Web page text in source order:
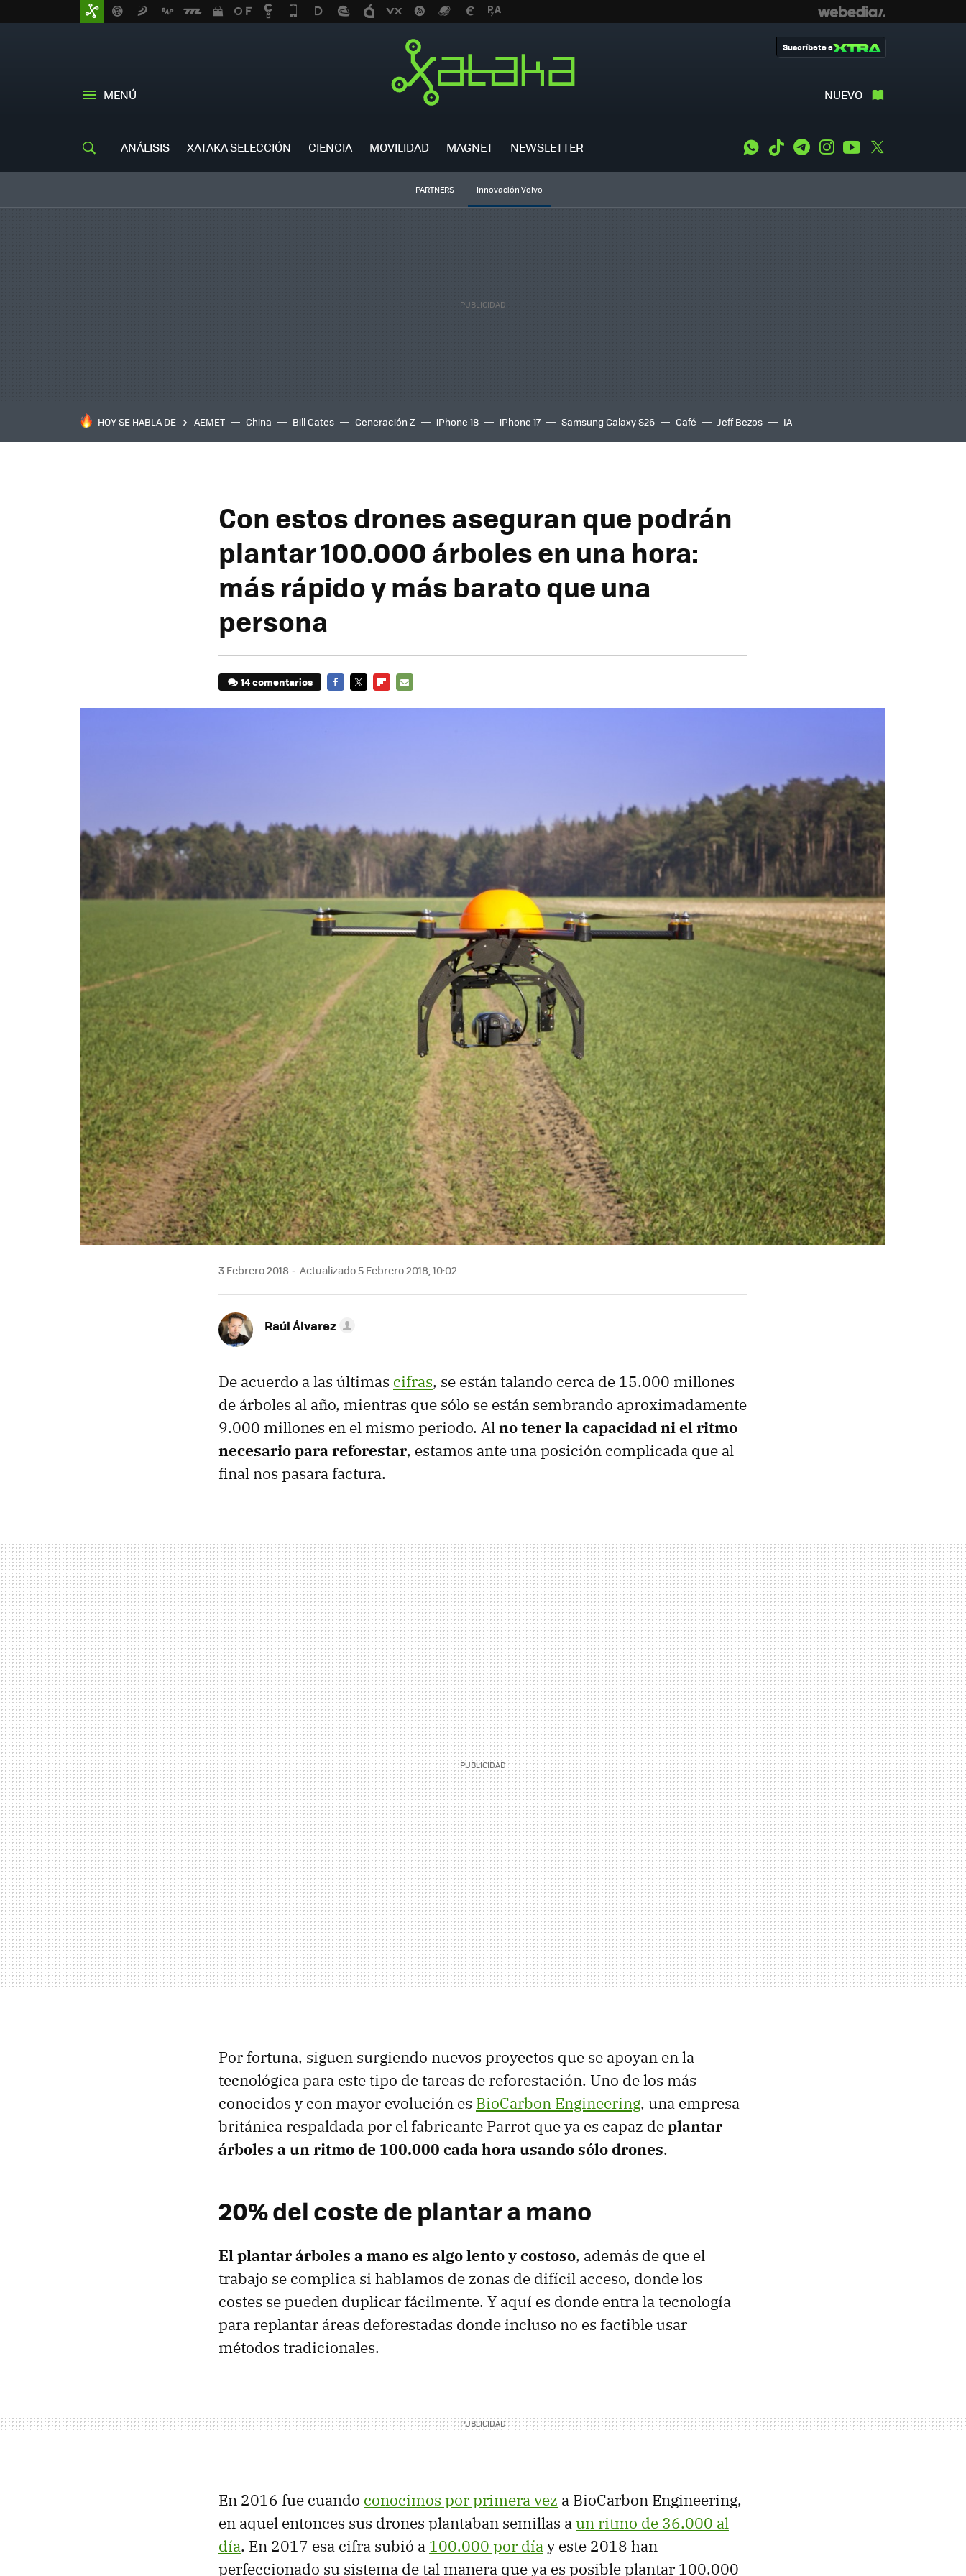
MENÚ NUEVO
Suscríbete a
ANÁLISIS XATAKA SELECCIÓN CIENCIA MOVILIDAD MAGNET NEWSLETTER WhatsApp
Tiktok TelegramInstagramYoutube
PARTNERS Innovación Volvo
HOY SE HABLA DE AEMET China Bill Gates Generación Z iPhone 18 iPhone 17 Samsung Galaxy S26 Café Jeff Bezos IA
Con estos drones aseguran que podrán
plantar 100.000 árboles en una hora:
más rápido y más barato que una
persona
14 comentarios
3 Febrero 2018 Actualizado 5 Febrero 2018, 10:02
Raúl Álvarez
De acuerdo a las últimas cifras, se están talando cerca de 15.000 millones
de árboles al año, mientras que sólo se están sembrando aproximadamente
9.000 millones en el mismo periodo. Alno tener la capacidad ni el ritmo
necesario para reforestar, estamos ante una posición complicada que al
final nos pasara factura.
Por fortuna, siguen surgiendo nuevos proyectos que se apoyan en la
tecnológica para este tipo de tareas de reforestación. Uno de los más
conocidos y con mayor evolución es BioCarbon Engineering, una empresa
británica respaldada por el fabricante Parrot que ya es capaz deplantar
árboles a un ritmo de 100.000 cada hora usando sólo drones.
20% del coste de plantar a mano
El plantar árboles a mano es algo lento y costoso, además de que el
trabajo se complica si hablamos de zonas de difícil acceso, donde los
costes se pueden duplicar fácilmente. Y aquí es donde entra la tecnología
para replantar áreas deforestadas donde incluso no es factible usar
métodos tradicionales.
En 2016 fue cuando conocimos por primera vez a BioCarbon Engineering,
en aquel entonces sus drones plantaban semillas aun ritmo de 36.000 al
día. En 2017 esa cifra subió a 100.000 por díay este 2018 han
perfeccionado su sistema de tal manera que ya es posible plantar 100.000